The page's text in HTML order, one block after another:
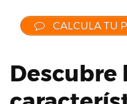
CALCULA TU
Descubre